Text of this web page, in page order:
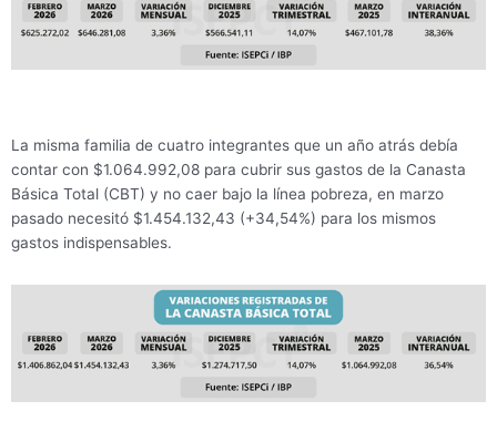
La misma familia de cuatro integrantes que un año atrás debía
contar con $1.064.992,08 para cubrir sus gastos de la Canasta
Básica Total (CBT) y no caer bajo la línea pobreza, en marzo
pasado necesitó $1.454.132,43 (+34,54%) para los mismos
gastos indispensables.